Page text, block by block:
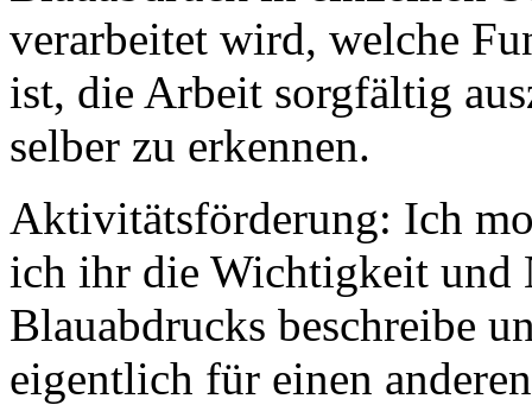
verarbeitet wird, welche
ist, die Arbeit sorgfältig
selber zu erkennen.
Aktivitätsförderung: Ich
ich ihr die Wichtigkeit und
Blauabdrucks beschreibe
eigentlich für einen